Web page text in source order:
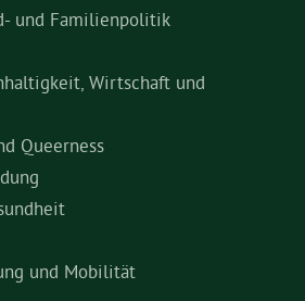
und Familienpolitik
Wirtschaft und
Queerness
und Mobilität